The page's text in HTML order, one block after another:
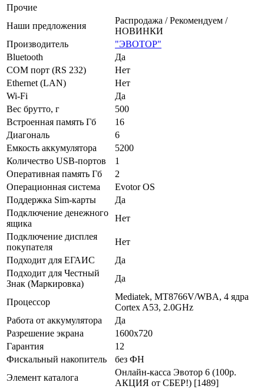
Прочие
Наши предложения
Распродажа / Рекомендуем /
НОВИНКИ
Производитель
"ЭВОТОР"
Bluetooth
Да
COM порт (RS 232)
Нет
Ethernet (LAN)
Нет
Wi-Fi
Да
Вес брутто, г
500
Встроенная память Гб
16
Диагональ
6
Емкость аккумулятора
5200
Количество USB-портов
1
Оперативная память Гб
2
Операционная система
Evotor OS
Поддержка Sim-карты
Да
Подключение денежного
ящика
Нет
Подключение дисплея
покупателя
Нет
Подходит для ЕГАИС
Да
Подходит для Честный
Знак (Маркировка)
Да
Процессор
Mediatek, MT8766V/WBA, 4 ядра
Cortex A53, 2.0GHz
Работа от аккумулятора
Да
Разрешение экрана
1600х720
Гарантия
12
Фискальный накопитель
без ФН
Элемент каталога
Онлайн-касса Эвотор 6 (100р.
АКЦИЯ от СБЕР!) [1489]